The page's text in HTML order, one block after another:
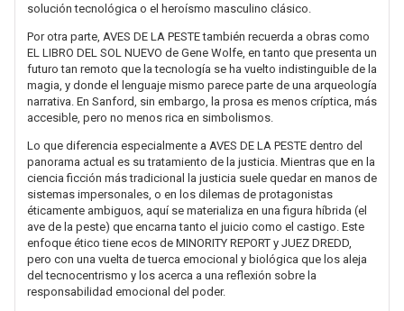
solución tecnológica o el heroísmo masculino clásico.
Por otra parte, AVES DE LA PESTE también recuerda a obras como
EL LIBRO DEL SOL NUEVO de Gene Wolfe, en tanto que presenta un
futuro tan remoto que la tecnología se ha vuelto indistinguible de la
magia, y donde el lenguaje mismo parece parte de una arqueología
narrativa. En Sanford, sin embargo, la prosa es menos críptica, más
accesible, pero no menos rica en simbolismos.
Lo que diferencia especialmente a AVES DE LA PESTE dentro del
panorama actual es su tratamiento de la justicia. Mientras que en la
ciencia ficción más tradicional la justicia suele quedar en manos de
sistemas impersonales, o en los dilemas de protagonistas
éticamente ambiguos, aquí se materializa en una figura híbrida (el
ave de la peste) que encarna tanto el juicio como el castigo. Este
enfoque ético tiene ecos de MINORITY REPORT y JUEZ DREDD,
pero con una vuelta de tuerca emocional y biológica que los aleja
del tecnocentrismo y los acerca a una reflexión sobre la
responsabilidad emocional del poder.